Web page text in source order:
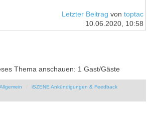
Letzter Beitrag von toptac
10.06.2020, 10:58
Thema anschauen: 1 Gast/Gäste
iSZENE Ankündigungen & Feedback